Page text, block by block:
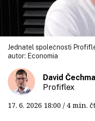
Jednatel společnosti
autor: Economia
David
Profiflex
17. 6. 2026 18:00 / 4 min.